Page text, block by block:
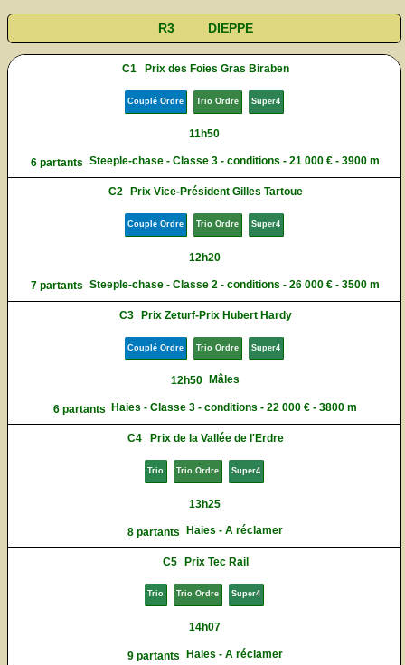
R3 DIEPPE
C1 Prix des Foies Gras Biraben
Couplé Ordre Trio Ordre Super4
11h50
6 partants Steeple-chase - Classe 3 - conditions - 21 000 € - 3900 m
C2 Prix Vice-Président Gilles Tartoue
Couplé Ordre Trio Ordre Super4
12h20
7 partants Steeple-chase - Classe 2 - conditions - 26 000 € - 3500 m
C3 Prix Zeturf-Prix Hubert Hardy
Couplé Ordre Trio Ordre Super4
12h50 Mâles
6 partants Haies - Classe 3 - conditions - 22 000 € - 3800 m
C4 Prix de la Vallée de l'Erdre
Trio Trio Ordre Super4
13h25
8 partants Haies - A réclamer
C5 Prix Tec Rail
Trio Trio Ordre Super4
14h07
9 partants Haies - A réclamer